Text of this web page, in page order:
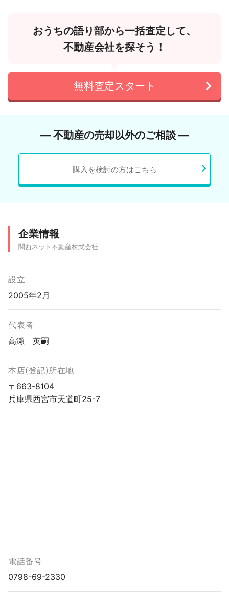
おうちの語り部から一括査定して、
不動産会社を探そう！
無料査定スタート
― 不動産の売却以外のご相談 ―
購入を検討の方はこちら
企業情報
関西ネット不動産株式会社
設立
2005年2月
代表者
高瀬 英嗣
本店(登記)所在地
〒663-8104
兵庫県西宮市天道町25-7
電話番号
0798-69-2330